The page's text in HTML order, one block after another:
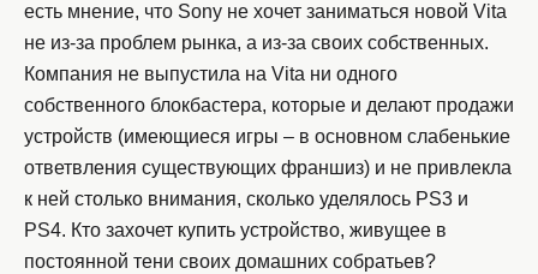
есть мнение, что Sony не хочет заниматься новой Vita
не из-за проблем рынка, а из-за своих собственных.
Компания не выпустила на Vita ни одного
собственного блокбастера, которые и делают продажи
устройств (имеющиеся игры – в основном слабенькие
ответвления существующих франшиз) и не привлекла
к ней столько внимания, сколько уделялось PS3 и
PS4. Кто захочет купить устройство, живущее в
постоянной тени своих домашних собратьев?